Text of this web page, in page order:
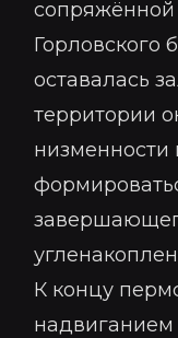
сопряжённой
Горловского
оставалась
территории
К концу
надвиганием